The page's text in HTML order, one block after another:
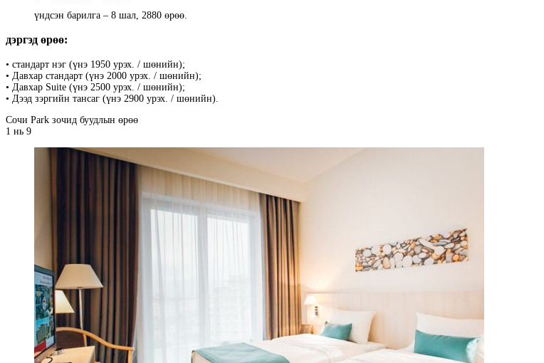
үндсэн барилга – 8 шал, 2880 өрөө.
дэргэд өрөө:
• стандарт нэг (үнэ 1950 урэх. / шөнийн);
• Давхар стандарт (үнэ 2000 урэх. / шөнийн);
• Давхар Suite (үнэ 2500 урэх. / шөнийн);
• Дээд зэргийн тансаг (үнэ 2900 урэх. / шөнийн).
Сочи Park зочид буудлын өрөө
1 нь 9